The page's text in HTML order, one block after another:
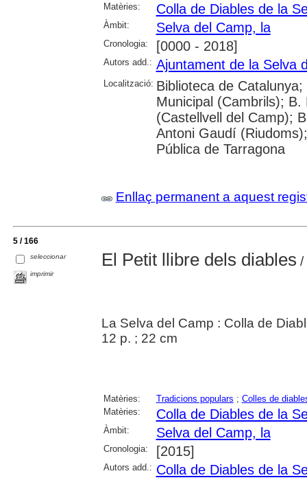
Matèries:
Colla de Diables de la
Àmbit: Selva del Camp, la
Cronologia: [0000 - 2018]
Autors add.: Ajuntament de la Selva
Localització: Biblioteca de
Municipal (Cambrils);
(Castellvell del Camp);
Antoni Gaudí
Pública de Tarragona
Enllaç permanent a aquest
5 / 166
seleccionar
imprimir
El Petit llibre dels diables /
La Selva del Camp : Colla de
12 p. ; 22 cm
Matèries: Tradicions populars ; Colles de
Matèries:
Colla de Diables de la
Àmbit: Selva del Camp, la
Cronologia: [2015]
Autors add.: Colla de Diables de la